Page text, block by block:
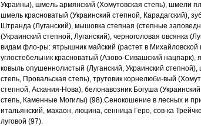
Украины), шмель армянский (Хомутовская степь),шмели
шмель красноватый (Украинский степной, Карадагский),
Штранда(Луганский), мышовка степная (степные
(Украинский степной, Луганский),черноголовая овсянка
видам фло-ры: ятрышник майский (растет в
углостебельник красноватый(Азово-Сивашский нацпарк),
ковыль опушеннолистый (Луганский,Украинский
степь, Провальская степь), трутовик корнелюби-вый
степной, Аскания-Нова), белонавозник Богуша
степь, Каменные Могилы) (98).Сенокошение в лесных и
итальянский, махаон, люцина, сенница Геро, сов-ка
луговой (97).